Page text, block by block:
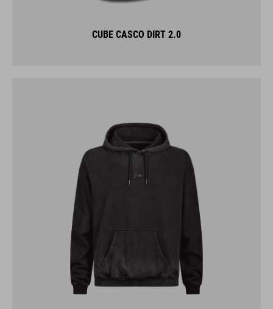
CUBE CASCO DIRT 2.0